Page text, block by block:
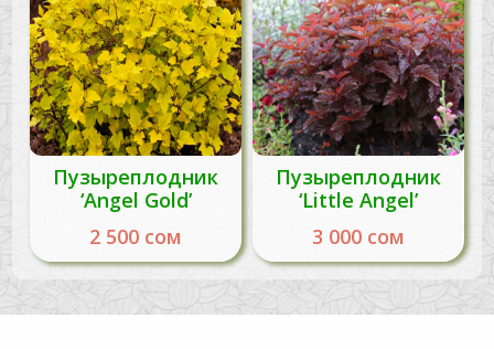
Пузыреплодник
‘Angel Gold’
2 500 сом
Пузыреплодник
‘Little Angel’
3 000 сом